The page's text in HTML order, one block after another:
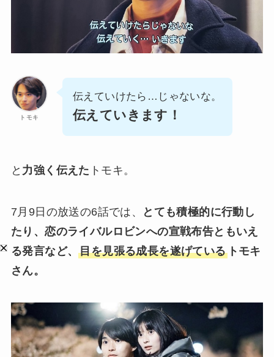
トモキ
伝えていけたら…じゃないな。
伝えていきます！
と 力強く伝えた トモキ。
7月9日の放送の6話では、
とても積極的に行動し
たり、恋のライバルロビンへの宣戦布告ともいえ
る発言など、目を見張る成長を遂げているトモキ
さん。